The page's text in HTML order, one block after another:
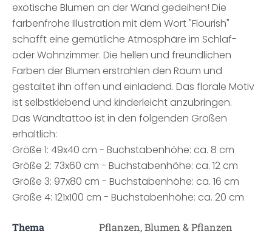
exotische Blumen an der Wand gedeihen! Die
farbenfrohe Illustration mit dem Wort "Flourish"
schafft eine gemütliche Atmosphäre im Schlaf-
oder Wohnzimmer. Die hellen und freundlichen
Farben der Blumen erstrahlen den Raum und
gestaltet ihn offen und einladend. Das florale Motiv
ist selbstklebend und kinderleicht anzubringen.
Das Wandtattoo ist in den folgenden Größen
erhältlich:
Größe 1: 49x40 cm - Buchstabenhöhe: ca. 8 cm
Größe 2: 73x60 cm - Buchstabenhöhe: ca. 12 cm
Größe 3: 97x80 cm - Buchstabenhöhe: ca. 16 cm
Größe 4: 121x100 cm - Buchstabenhöhe: ca. 20 cm
Thema Pflanzen, Blumen & Pflanzen